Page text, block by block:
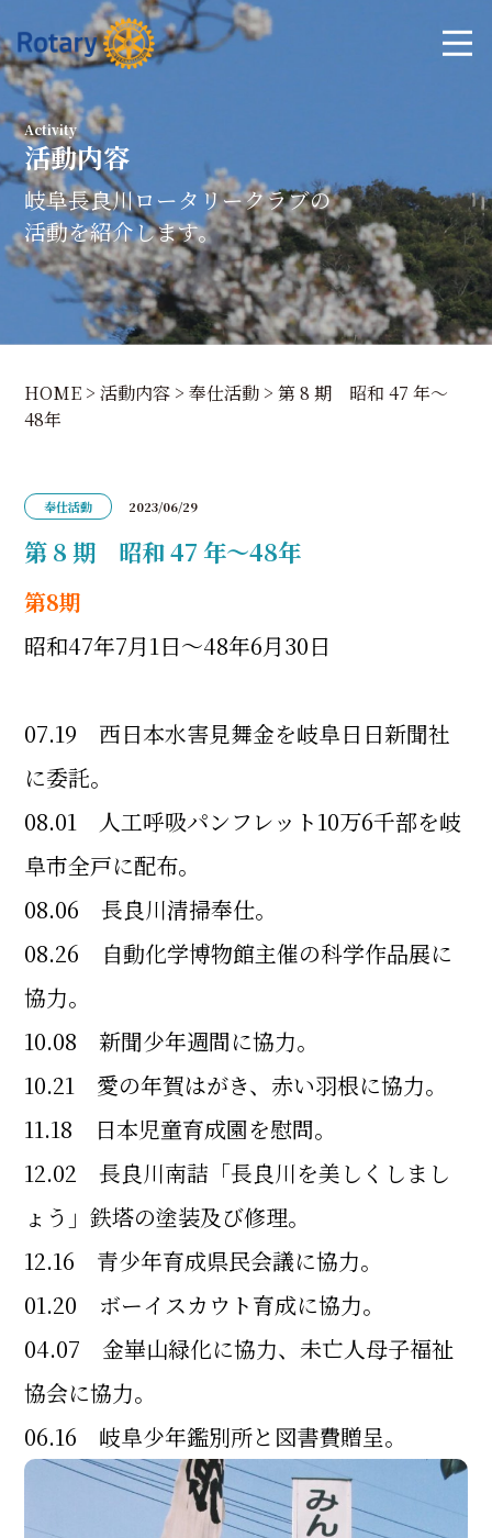
Activity
活動内容
岐阜長良川ロータリークラブの
活動を紹介します。
HOME >活動内容 >奉仕活動 >第 8 期 昭和 47 年～
48年
奉仕活動 2023/06/29
第 8 期 昭和 47 年～48年
第8期
昭和47年7月1日～48年6月30日
07.19 西日本水害見舞金を岐阜日日新聞社
に委託。
08.01 人工呼吸パンフレット10万6千部を岐
阜市全戸に配布。
08.06 長良川清掃奉仕。
08.26 自動化学博物館主催の科学作品展に
協力。
10.08 新聞少年週間に協力。
10.21 愛の年賀はがき、赤い羽根に協力。
11.18 日本児童育成園を慰問。
12.02 長良川南詰「長良川を美しくしまし
ょう」鉄塔の塗装及び修理。
12.16 青少年育成県民会議に協力。
01.20 ボーイスカウト育成に協力。
04.07 金崋山緑化に協力、未亡人母子福祉
協会に協力。
06.16 岐阜少年鑑別所と図書費贈呈。